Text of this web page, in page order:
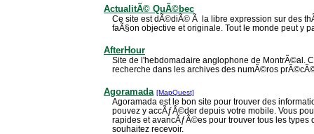
ActualitÃ© QuÃ©bec
Ce site est dÃ©diÃ© Ã la libre expression sur des
faÃ§on objective et originale. Tout le monde peut y
AfterHour
Site de l'hebdomadaire anglophone de MontrÃ©al.
recherche dans les archives des numÃ©ros
Agoramada [MapQuest]
Agoramada est le bon site pour trouver des
pouvez y accÃƒÂ©der depuis votre mobile. Vous
rapides et avancÃƒÂ©es pour trouver tous les types
souhaitez recevoir.